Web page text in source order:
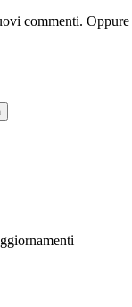
commenti. Oppure